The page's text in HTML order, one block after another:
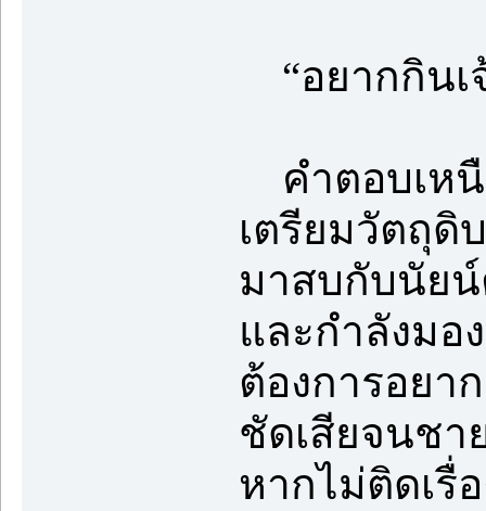
“อยากกินเ
คำตอบเหนื
เตรียมวัตถุดิ
มาสบกับนัยน์
และกำลังมอ
ต้องการอยา
ชัดเสียจนชา
หากไม่ติดเรื่